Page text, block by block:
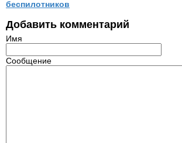
беспилотников
Добавить комментарий
Имя
Сообщение